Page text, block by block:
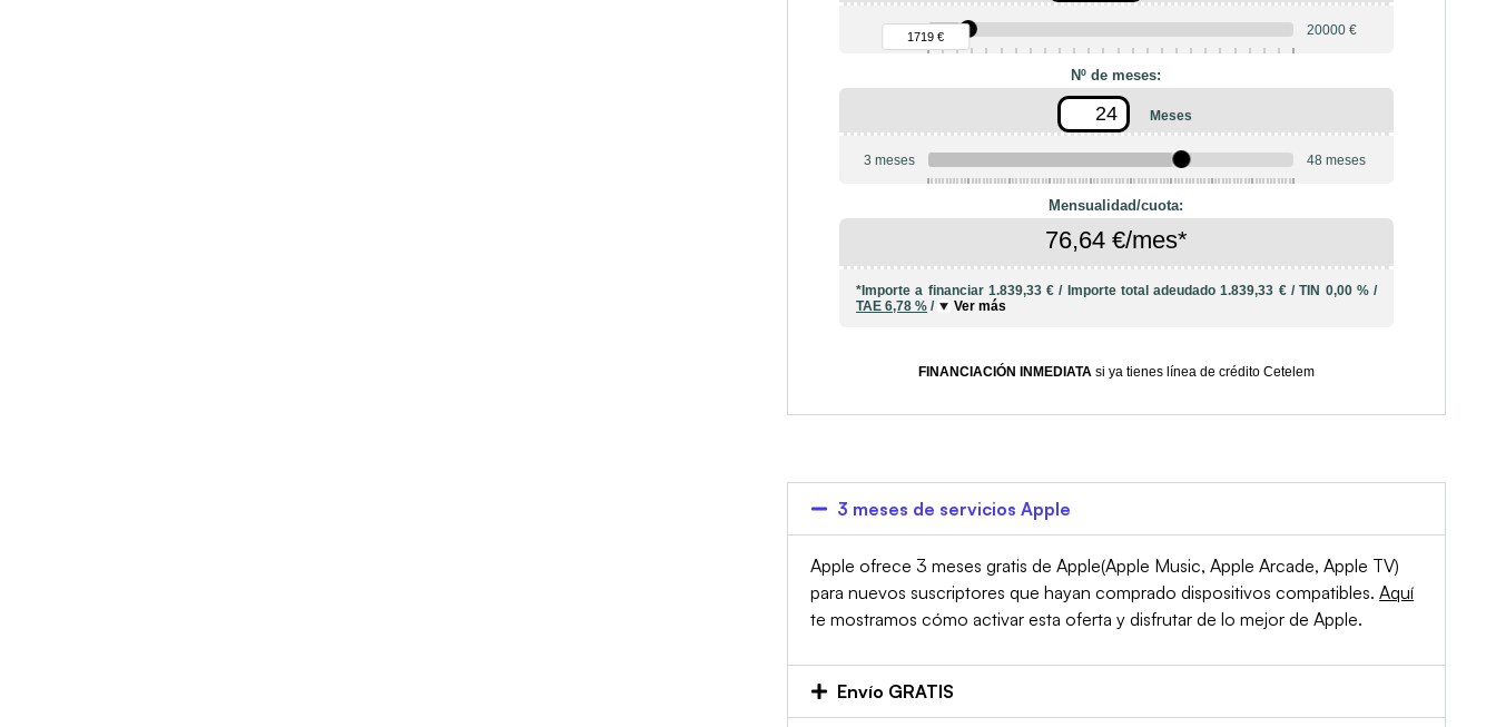
90 €1719 € 20000 €
Nº de meses:
Meses
3 meses 48 meses
Mensualidad/cuota:
76,64 €/mes*
*Importe a financiar 1.839,33 € / Importe total adeudado1.839,33 €/TIN 0,00 %/
TAE 6,78 %/ Ver más
FINANCIACIÓN INMEDIATAsi ya tienes línea de crédito Cetelem
3 meses de servicios Apple
Apple ofrece 3 meses gratis de Apple(Apple Music, Apple Arcade, Apple TV)
para nuevos suscriptores que hayan comprado dispositivos compatibles.Aquí
te mostramos cómo activar esta oferta y disfrutar de lo mejor de Apple.
Envío GRATIS